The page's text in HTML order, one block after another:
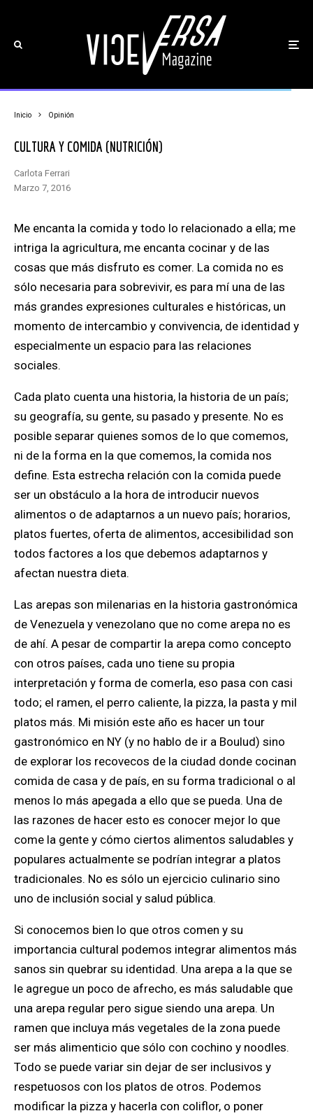
Inicio Opinión
CULTURA Y COMIDA (NUTRICIÓN)
Carlota Ferrari
marzo 7, 2016
Me encanta la comida y todo lo relacionado a ella; me
intriga la agricultura, me encanta cocinar y de las
cosas que más disfruto es comer. La comida no es
sólo necesaria para sobrevivir, es para mí una de las
más grandes expresiones culturales e históricas, un
momento de intercambio y convivencia, de identidad y
especialmente un espacio para las relaciones
sociales.
Cada plato cuenta una historia, la historia de un país;
su geografía, su gente, su pasado y presente. No es
posible separar quienes somos de lo que comemos,
ni de la forma en la que comemos, la comida nos
define. Esta estrecha relación con la comida puede
ser un obstáculo a la hora de introducir nuevos
alimentos o de adaptarnos a un nuevo país; horarios,
platos fuertes, oferta de alimentos, accesibilidad son
todos factores a los que debemos adaptarnos y
afectan nuestra dieta.
Las arepas son milenarias en la historia gastronómica
de Venezuela y venezolano que no come arepa no es
de ahí. A pesar de compartir la arepa como concepto
con otros países, cada uno tiene su propia
interpretación y forma de comerla, eso pasa con casi
todo; el ramen, el perro caliente, la pizza, la pasta y mil
platos más. Mi misión este año es hacer un tour
gastronómico en NY (y no hablo de ir a Boulud) sino
de explorar los recovecos de la ciudad donde cocinan
comida de casa y de país, en su forma tradicional o al
menos lo más apegada a ello que se pueda. Una de
las razones de hacer esto es conocer mejor lo que
come la gente y cómo ciertos alimentos saludables y
populares actualmente se podrían integrar a platos
tradicionales. No es sólo un ejercicio culinario sino
uno de inclusión social y salud pública.
Si conocemos bien lo que otros comen y su
importancia cultural podemos integrar alimentos más
sanos sin quebrar su identidad. Una arepa a la que se
le agregue un poco de afrecho, es más saludable que
una arepa regular pero sigue siendo una arepa. Un
ramen que incluya más vegetales de la zona puede
ser más alimenticio que sólo con cochino y noodles.
Todo se puede variar sin dejar de ser inclusivos y
respetuosos con los platos de otros. Podemos
modificar la pizza y hacerla con coliflor, o poner